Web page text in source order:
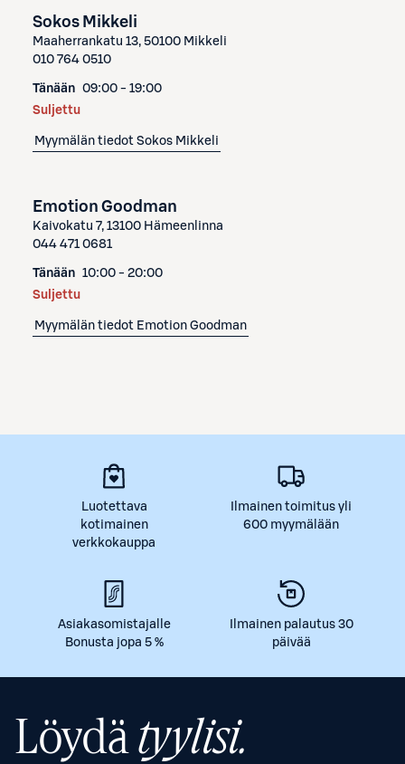
Sokos Mikkeli
Maaherrankatu 13, 50100 Mikkeli
010 764 0510
Tänään 09:00 - 19:00
Suljettu
Myymälän tiedot Sokos Mikkeli
Emotion Goodman
Kaivokatu 7, 13100 Hämeenlinna
044 471 0681
Tänään 10:00 - 20:00
Suljettu
Myymälän tiedot Emotion Goodman
Luotettava
kotimainen
verkkokauppa
Ilmainen toimitus yli
600 myymälään
Asiakasomistajalle
Bonusta jopa 5 %
Ilmainen palautus 30
päivää
Löydätyylisi.